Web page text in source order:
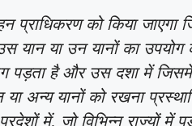
को किया जाएगा
या उन यानों का
पड़ता है और उस दशा में
अन्य यानों को रखना
में, जो विभिन्न